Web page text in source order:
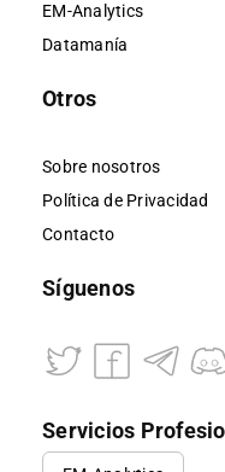
EM-Analytics
Datamanía
Otros
Sobre nosotros
Política de Privacidad
Contacto
Síguenos
Servicios